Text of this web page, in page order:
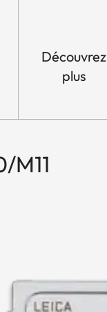
Découvrez
plus
M11